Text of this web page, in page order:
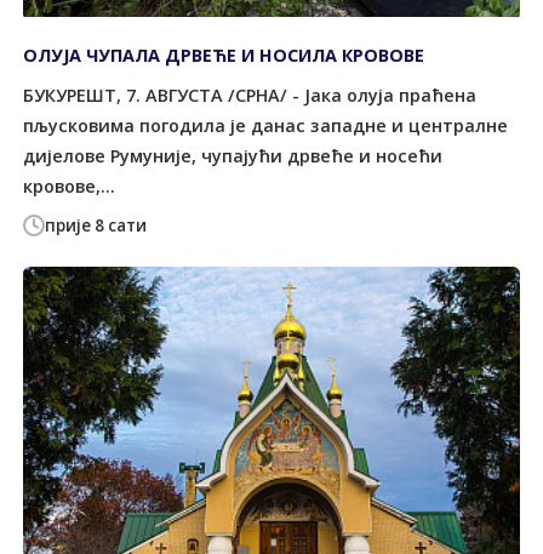
прије 8 сати
ОЛУЈА ЧУПАЛА ДРВЕЋЕ И НОСИЛА КРОВОВЕ
БУКУРЕШT, 7. АВГУСТА /СРНА/ - Јака олуја праћена
пљусковима погодила је данас западне и централне
дијелове Румуније, чупајући дрвеће и носећи
кровове,...